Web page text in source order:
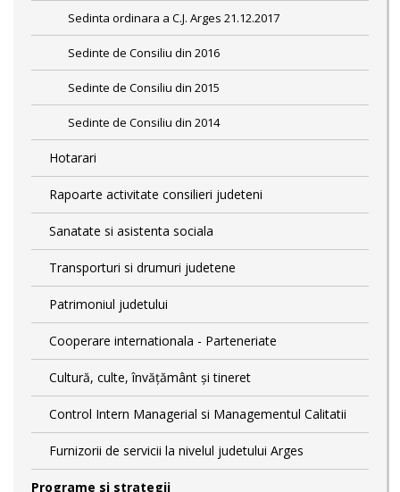
Sedinta ordinara a C.J. Arges 21.12.2017
Sedinte de Consiliu din 2016
Sedinte de Consiliu din 2015
Sedinte de Consiliu din 2014
Hotarari
Rapoarte activitate consilieri judeteni
Sanatate si asistenta sociala
Transporturi si drumuri judetene
Patrimoniul judetului
Cooperare internationala - Parteneriate
Cultură, culte, învățământ și tineret
Control Intern Managerial si Managementul Calitatii
Furnizorii de servicii la nivelul judetului Arges
Programe si strategii